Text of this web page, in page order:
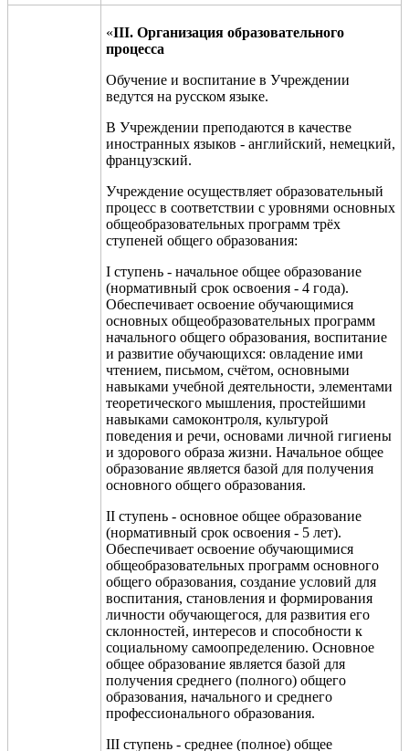
«III. Организация образовательного
процесса
Обучение и воспитание в Учреждении
ведутся на русском языке.
В Учреждении преподаются в качестве
иностранных языков - английский, немецкий,
французский.
Учреждение осуществляет образовательный
процесс в соответствии с уровнями основных
общеобразовательных программ трёх
ступеней общего образования:
I ступень - начальное общее образование
(нормативный срок освоения - 4 года).
Обеспечивает освоение обучающимися
основных общеобразовательных программ
начального общего образования, воспитание
и развитие обучающихся: овладение ими
чтением, письмом, счётом, основными
навыками учебной деятельности, элементами
теоретического мышления, простейшими
навыками самоконтроля, культурой
поведения и речи, основами личной гигиены
и здорового образа жизни. Начальное общее
образование является базой для получения
основного общего образования.
II ступень - основное общее образование
(нормативный срок освоения - 5 лет).
Обеспечивает освоение обучающимися
общеобразовательных программ основного
общего образования, создание условий для
воспитания, становления и формирования
личности обучающегося, для развития его
склонностей, интересов и способности к
социальному самоопределению. Основное
общее образование является базой для
получения среднего (полного) общего
образования, начального и среднего
профессионального образования.
III ступень - среднее (полное) общее